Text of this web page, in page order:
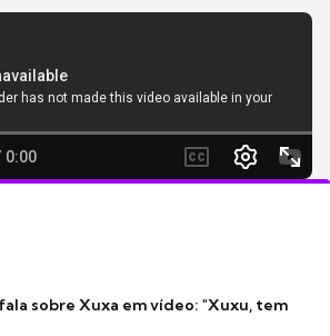
sobre Xuxa em vídeo: "Xuxu, tem